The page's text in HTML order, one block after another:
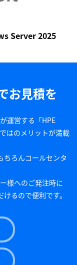
Server 2025
お見積を
運営する「HPE
はのメリットが満載
ちろんコールセンタ
様へのご発注時に
るので便利です。